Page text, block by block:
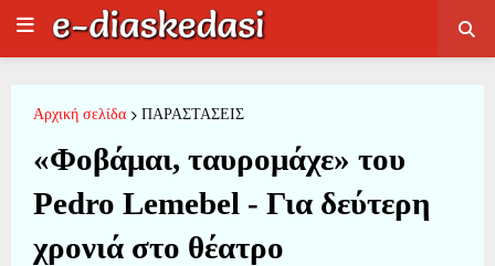
Αρχική σελίδα ΠΑΡΑΣΤΑΣΕΙΣ
«Φοβάμαι, ταυρομάχε» του
Pedro Lemebel - Για δεύτερη
χρονιά στο θέατρο